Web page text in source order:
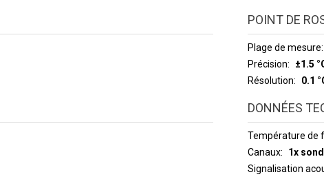
POINT DE
Plage de mesure
Précision
±1.5
Résolution
0.1
DONNÉES
Température de
Canaux
1x
Signalisation